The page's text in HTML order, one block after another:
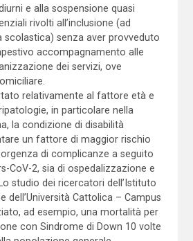
e alla sospensione quasi
rivolti all’inclusione (ad
scolastica) senza aver provveduto
accompagnamento alle
dei servizi, ove
relativamente al fattore età e
in particolare nella
la condizione di disabilità
un fattore di maggior rischio
di complicanze a seguito
CoV-2, sia di ospedalizzazione e
studio dei ricercatori dell’Istituto
dell’Università Cattolica – Campus
ad esempio, una mortalità per
con Sindrome di Down 10 volte